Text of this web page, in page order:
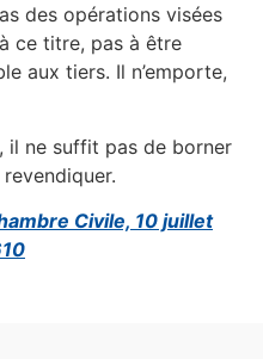
des opérations visées
ce titre, pas à être
aux tiers. Il n’emporte,
il ne suffit pas de borner
Civile, 10 juillet